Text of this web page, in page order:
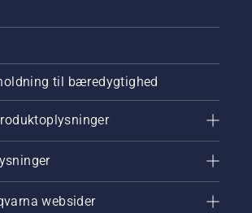
til bæredygtighed
websider